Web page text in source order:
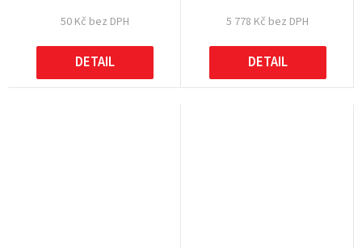
50 Kč bez DPH
DETAIL
5 778 Kč bez DPH
DETAIL